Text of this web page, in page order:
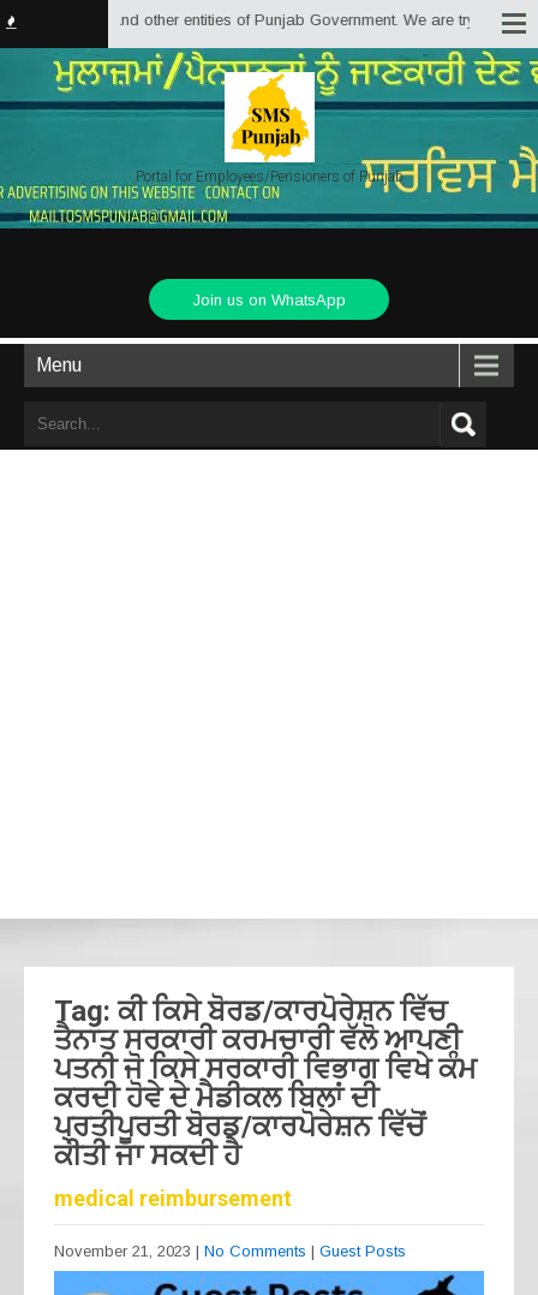
and other entities of Punjab Government. We are trying to
Portal for Employees/Pensioners of Punjab
Join us on WhatsApp
Menu
Tag: ਕੀ ਕਿਸੇ ਬੋਰਡ/ਕਾਰਪੋਰੇਸ਼ਨ ਵਿੱਚ
ਤੈਨਾਤ ਸਰਕਾਰੀ ਕਰਮਚਾਰੀ ਵੱਲੋ ਆਪਣੀ
ਪਤਨੀ ਜੋ ਕਿਸੇ ਸਰਕਾਰੀ ਵਿਭਾਗ ਵਿਖੇ ਕੰਮ
ਕਰਦੀ ਹੋਵੇ ਦੇ ਮੈਡੀਕਲ ਬਿਲਾਂ ਦੀ
ਪ੍ਰਤੀਪੂਰਤੀ ਬੋਰਡ/ਕਾਰਪੋਰੇਸ਼ਨ ਵਿੱਚੋਂ
ਕੀਤੀ ਜਾ ਸਕਦੀ ਹੈ
medical reimbursement
November 21, 2023 | No Comments | Guest Posts